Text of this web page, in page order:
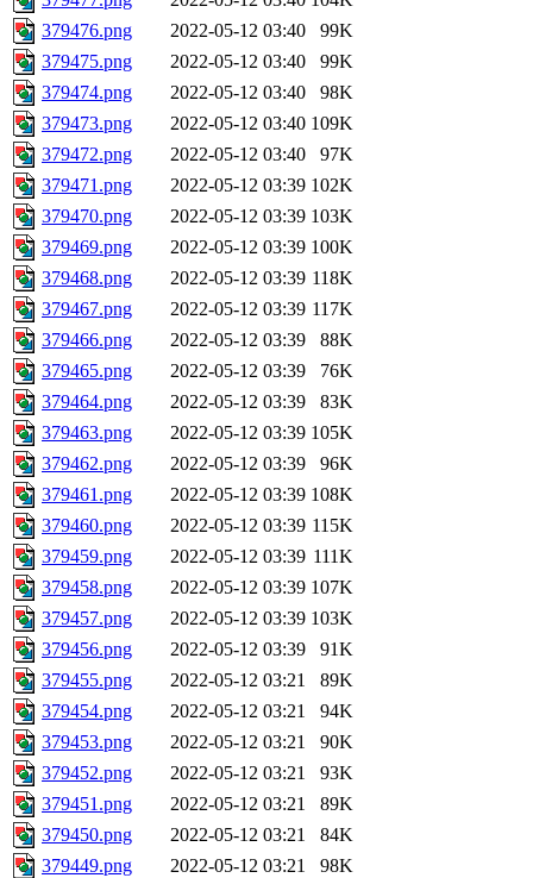
379476.png
2022-05-12 03:40
99K
379475.png
2022-05-12 03:40
99K
379474.png
2022-05-12 03:40
98K
379473.png
2022-05-12 03:40 109K
379472.png
2022-05-12 03:40
97K
379471.png
2022-05-12 03:39 102K
379470.png
2022-05-12 03:39 103K
379469.png
2022-05-12 03:39 100K
379468.png
2022-05-12 03:39 118K
379467.png
2022-05-12 03:39 117K
379466.png
2022-05-12 03:39
88K
379465.png
2022-05-12 03:39
76K
379464.png
2022-05-12 03:39
83K
379463.png
2022-05-12 03:39 105K
379462.png
2022-05-12 03:39
96K
379461.png
2022-05-12 03:39 108K
379460.png
2022-05-12 03:39 115K
379459.png
2022-05-12 03:39 111K
379458.png
2022-05-12 03:39 107K
379457.png
2022-05-12 03:39 103K
379456.png
2022-05-12 03:39
91K
379455.png
2022-05-12 03:21
89K
379454.png
2022-05-12 03:21
94K
379453.png
2022-05-12 03:21
90K
379452.png
2022-05-12 03:21
93K
379451.png
2022-05-12 03:21
89K
379450.png
2022-05-12 03:21
84K
379449.png
2022-05-12 03:21
98K